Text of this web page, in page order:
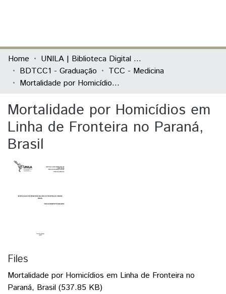
Communities & Collections
All of DSpace
Home
UNILA | Biblioteca Digital de Trabalhos de Conclusão de Curso
BDTCC1 - Graduação
TCC - Medicina
Mortalidade por Homicídios em Linha de Fronteira no Paraná, Brasil
Mortalidade por Homicídios em
Linha de Fronteira no Paraná,
Brasil
Files
Mortalidade por Homicídios em Linha de Fronteira no
Paraná, Brasil (537.85 KB)